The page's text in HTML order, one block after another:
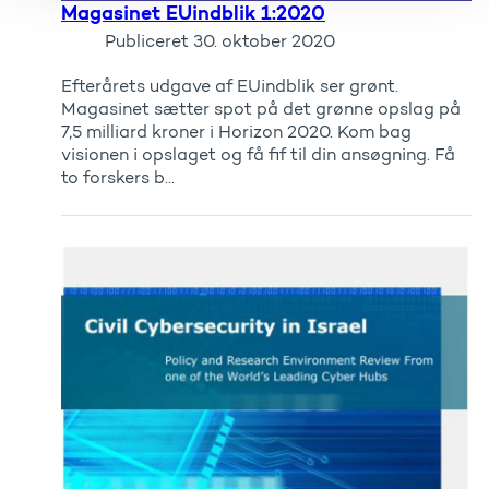
Magasinet EUindblik 1:2020
Publiceret 30. oktober 2020
Efterårets udgave af EUindblik ser grønt.
Magasinet sætter spot på det grønne opslag på
7,5 milliard kroner i Horizon 2020. Kom bag
visionen i opslaget og få fif til din ansøgning. Få
to forskers b...